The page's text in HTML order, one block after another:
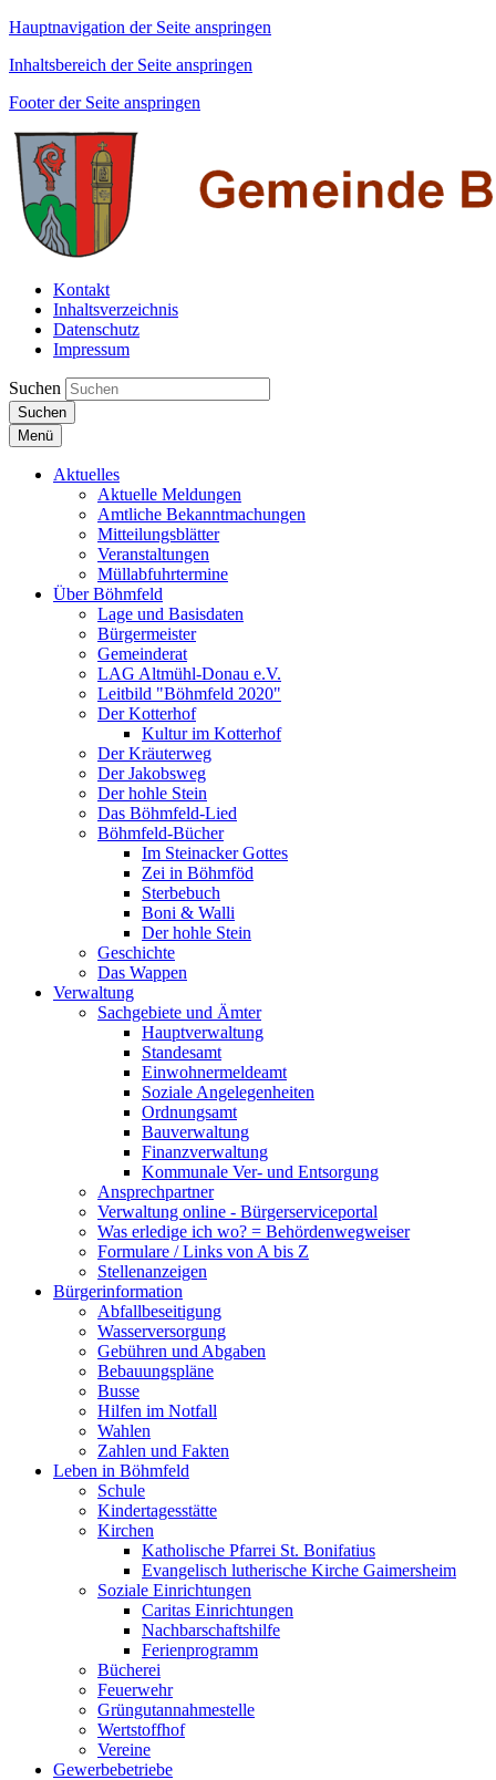
Hauptnavigation der Seite anspringen
Inhaltsbereich der Seite anspringen
Footer der Seite anspringen
Kontakt
Inhaltsverzeichnis
Datenschutz
Impressum
Suchen
Suchen
Menü
Aktuelles
Aktuelle Meldungen
Amtliche Bekanntmachungen
Mitteilungsblätter
Veranstaltungen
Müllabfuhrtermine
Über Böhmfeld
Lage und Basisdaten
Bürgermeister
Gemeinderat
LAG Altmühl-Donau e.V.
Leitbild "Böhmfeld 2020"
Der Kotterhof
Kultur im Kotterhof
Der Kräuterweg
Der Jakobsweg
Der hohle Stein
Das Böhmfeld-Lied
Böhmfeld-Bücher
Im Steinacker Gottes
Zei in Böhmföd
Sterbebuch
Boni & Walli
Der hohle Stein
Geschichte
Das Wappen
Verwaltung
Sachgebiete und Ämter
Hauptverwaltung
Standesamt
Einwohnermeldeamt
Soziale Angelegenheiten
Ordnungsamt
Bauverwaltung
Finanzverwaltung
Kommunale Ver- und Entsorgung
Ansprechpartner
Verwaltung online - Bürgerserviceportal
Was erledige ich wo? = Behördenwegweiser
Formulare / Links von A bis Z
Stellenanzeigen
Bürgerinformation
Abfallbeseitigung
Wasserversorgung
Gebühren und Abgaben
Bebauungspläne
Busse
Hilfen im Notfall
Wahlen
Zahlen und Fakten
Leben in Böhmfeld
Schule
Kindertagesstätte
Kirchen
Katholische Pfarrei St. Bonifatius
Evangelisch lutherische Kirche Gaimersheim
Soziale Einrichtungen
Caritas Einrichtungen
Nachbarschaftshilfe
Ferienprogramm
Bücherei
Feuerwehr
Grüngutannahmestelle
Wertstoffhof
Vereine
Gewerbebetriebe